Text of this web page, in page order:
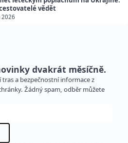
vědět
2026
dvakrát měsíčně.
a bezpečnostní informace z
Žádný spam, odběr můžete